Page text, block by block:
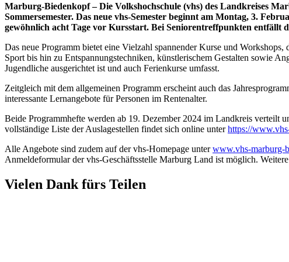
Marburg-Biedenkopf – Die Volkshochschule (vhs) des Landkreises
Sommersemester. Das neue vhs-Semester beginnt am Montag, 3.
gewöhnlich acht Tage vor Kursstart. Bei Seniorentreffpunkten entfällt
Das neue Programm bietet eine Vielzahl spannender Kurse und
Sport bis hin zu Entspannungstechniken, künstlerischem Gestalten sowie
Jugendliche ausgerichtet ist und auch Ferienkurse umfasst.
Zeitgleich mit dem allgemeinen Programm erscheint auch das
interessante Lernangebote für Personen im Rentenalter.
Beide Programmhefte werden ab 19. Dezember 2024 im Landkreis verteilt
vollständige Liste der Auslagestellen findet sich online unterhttps://
Alle Angebote sind zudem auf der vhs-Homepage unterwww.vhs-marburg-
Anmeldeformular der vhs-Geschäftsstelle Marburg Land ist möglich.
Vielen Dank fürs Teilen